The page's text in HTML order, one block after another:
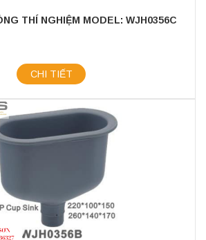
THÍ NGHIỆM MODEL: WJH0356C
CHI TIẾT